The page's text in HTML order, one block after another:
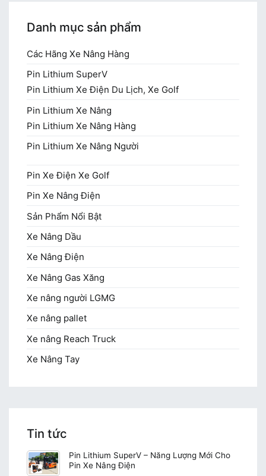
Danh mục sản phẩm
Các Hãng Xe Nâng Hàng
Pin Lithium SuperV
Pin Lithium Xe Điện Du Lịch, Xe Golf
Pin Lithium Xe Nâng
Pin Lithium Xe Nâng Hàng
Pin Lithium Xe Nâng Người
Pin Xe Điện Xe Golf
Pin Xe Nâng Điện
Sản Phẩm Nổi Bật
Xe Nâng Dầu
Xe Nâng Điện
Xe Nâng Gas Xăng
Xe nâng người LGMG
Xe nâng pallet
Xe nâng Reach Truck
Xe Nâng Tay
Tin tức
Pin Lithium SuperV – Năng Lượng Mới Cho
Pin Xe Nâng Điện